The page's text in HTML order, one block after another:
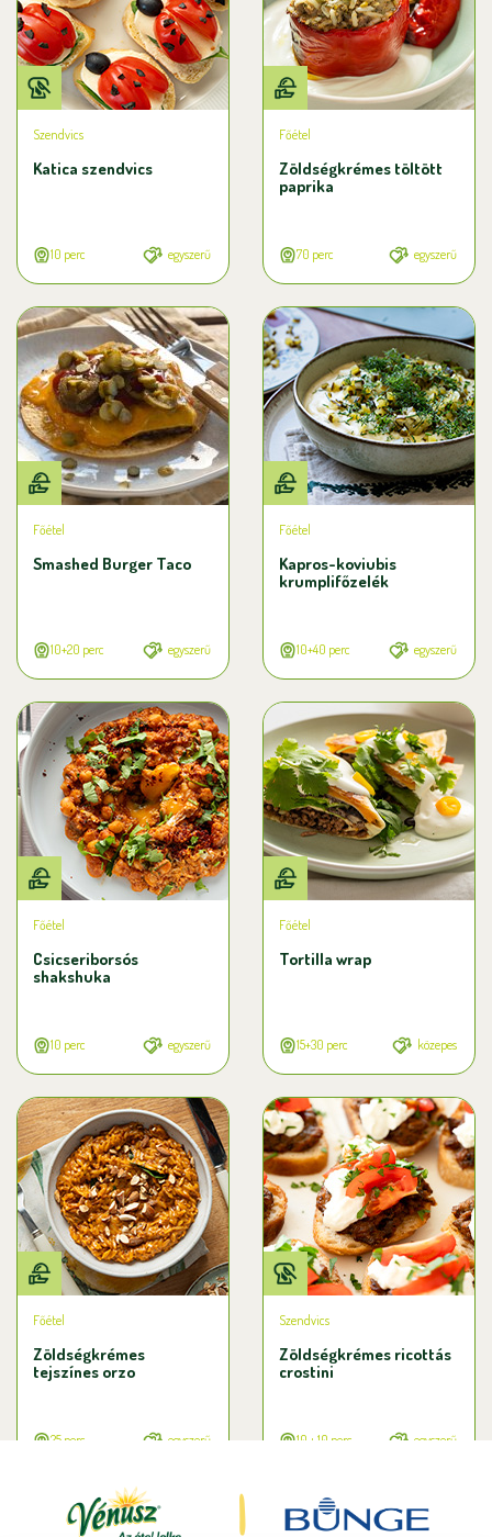
Szendvics
Katica szendvics
10 perc egyszerű
Főétel
Zöldségkrémes töltött
paprika
70 perc egyszerű
Főétel
Smashed Burger Taco
10+20 perc egyszerű
Főétel
Kapros-koviubis
krumplifőzelék
10+40 perc egyszerű
Főétel
Csicseriborsós
shakshuka
10 perc egyszerű
Főétel
Tortilla wrap
15+30 perc közepes
Főétel
Zöldségkrémes
tejszínes orzo
25 perc egyszerű
Szendvics
Zöldségkrémes ricottás
crostini
10 + 10 perc egyszerű